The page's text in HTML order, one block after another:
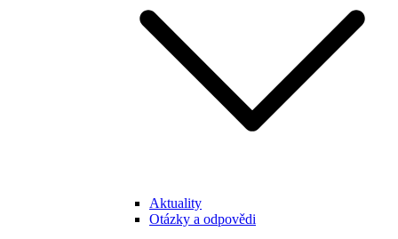
Aktuality
Otázky a odpovědi